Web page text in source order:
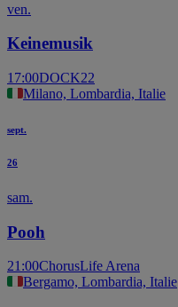
ven.
Keinemusik
17:00DOCK22
Milano, Lombardia, Italie
sept.
26
sam.
Pooh
21:00ChorusLife Arena
Bergamo, Lombardia, Italie